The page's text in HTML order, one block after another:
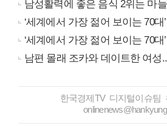
남성활력에 좋은 음식 2위는 마
‘세계에서 가장 젊어 보이는 70
‘세계에서 가장 젊어 보이는 70
남편 몰래 조카와 데이트한 여성
한국경제TV 디지털이슈팀